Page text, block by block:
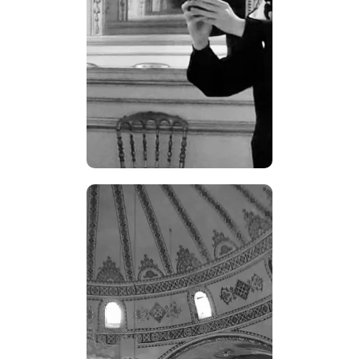
littérature française et
francophone, en particulier du
XIXe et XXe siècle, et aux
phénomènes de changement
de langue: traduction et
autotraduction, apprentissage
de langues étrangères, et
plurilinguisme.
Jules PLASSART
Jules Plassart est depuis
toujours passionné par les
langues et leurs rapports avec
les cultures à travers le temps
et l’espace. Après trois ans de
lettres classiques en classe
préparatoire à Toulouse, il finit